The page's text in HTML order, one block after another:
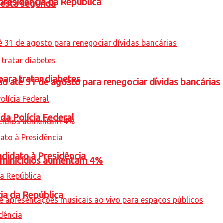
segunda
até 31 de agosto para renegociar dívidas bancárias
aumentam 4%
tratar diabetes
Polícia Federal
à Presidência
da República